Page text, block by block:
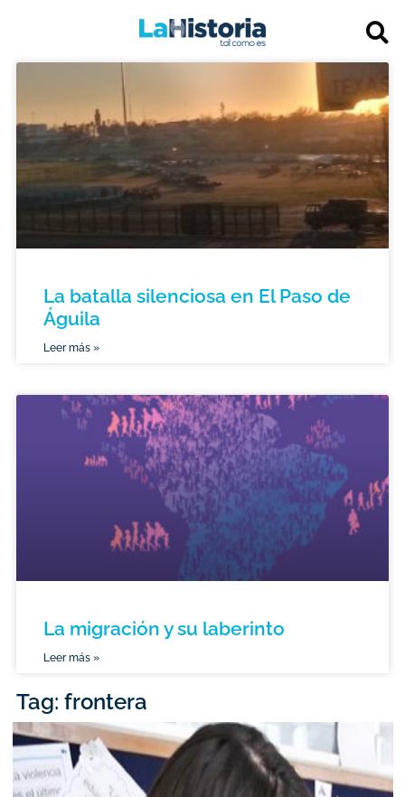
La batalla silenciosa en El Paso de
Águila
Leer más »
La migración y su laberinto
Leer más »
Tag: frontera